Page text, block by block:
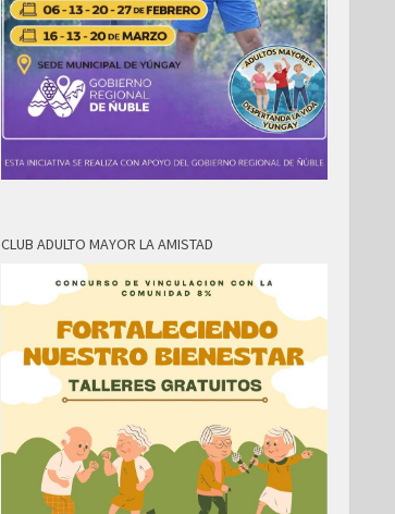
CLUB ADULTO MAYOR LA AMISTAD